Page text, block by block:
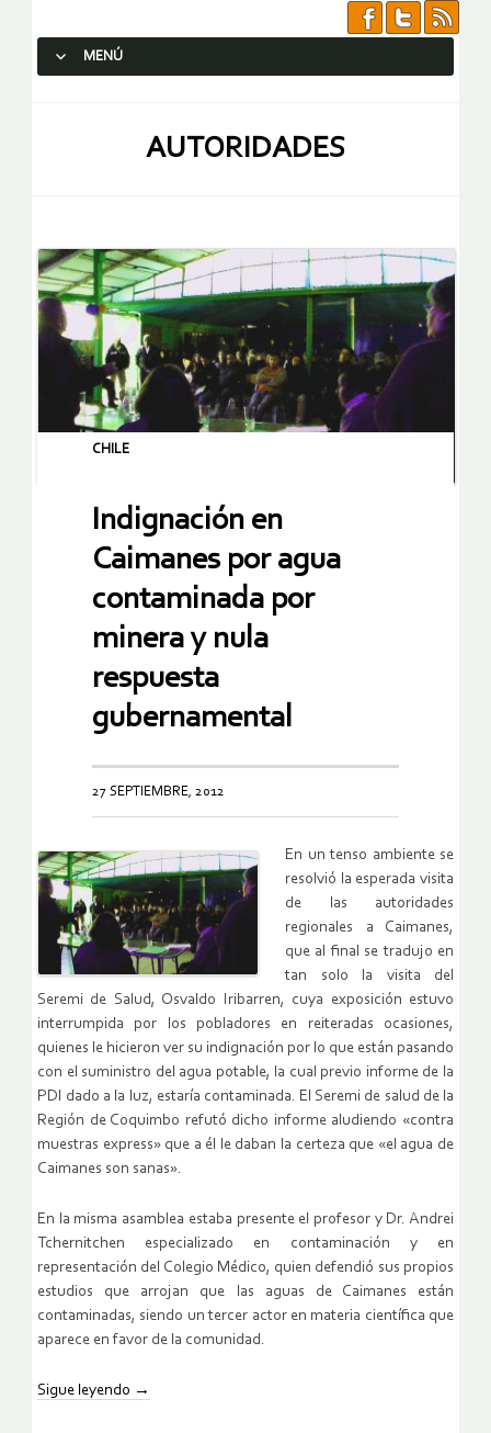
MENÚ
AUTORIDADES
CHILE
Indignación en
Caimanes por agua
contaminada por
minera y nula
respuesta
gubernamental
27 SEPTIEMBRE, 2012
En un tenso ambiente se
resolvió la esperada visita
de las autoridades
regionales a Caimanes,
que al final se tradujo en
tan solo la visita del
Seremi de Salud, Osvaldo Iribarren, cuya exposición estuvo
interrumpida por los pobladores en reiteradas ocasiones,
quienes le hicieron ver su indignación por lo que están pasando
con el suministro del agua potable, la cual previo informe de la
PDI dado a la luz, estaría contaminada. El Seremi de salud de la
Región de Coquimbo refutó dicho informe aludiendo «contra
muestras express» que a él le daban la certeza que «el agua de
Caimanes son sanas».
En la misma asamblea estaba presente el profesor y Dr. Andrei
Tchernitchen especializado en contaminación y en
representación del Colegio Médico, quien defendió sus propios
estudios que arrojan que las aguas de Caimanes están
contaminadas, siendo un tercer actor en materia científica que
aparece en favor de la comunidad.
Sigue leyendo →